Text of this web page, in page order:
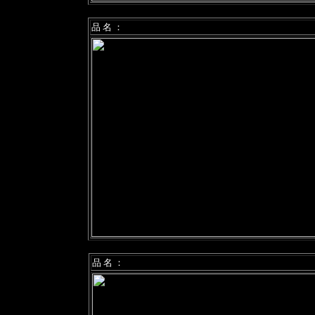
品 名 ：
品 名 ：